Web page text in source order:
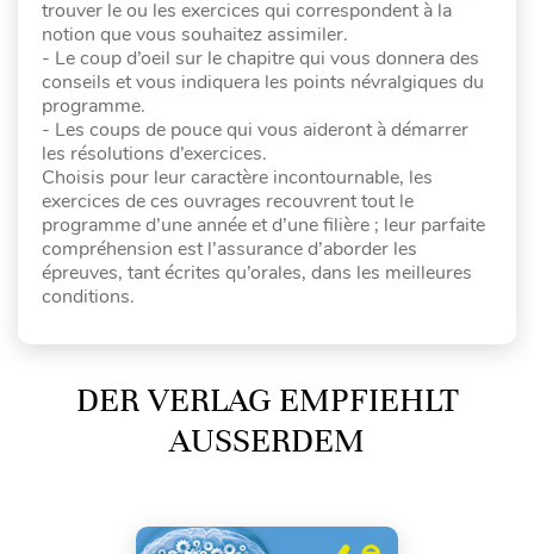
trouver le ou les exercices qui correspondent à la
notion que vous souhaitez assimiler.
- Le coup d’oeil sur le chapitre qui vous donnera des
conseils et vous indiquera les points névralgiques du
programme.
- Les coups de pouce qui vous aideront à démarrer
les résolutions d’exercices.
Choisis pour leur caractère incontournable, les
exercices de ces ouvrages recouvrent tout le
programme d’une année et d’une filière ; leur parfaite
compréhension est l’assurance d’aborder les
épreuves, tant écrites qu’orales, dans les meilleures
conditions.
DER VERLAG EMPFIEHLT
AUSSERDEM